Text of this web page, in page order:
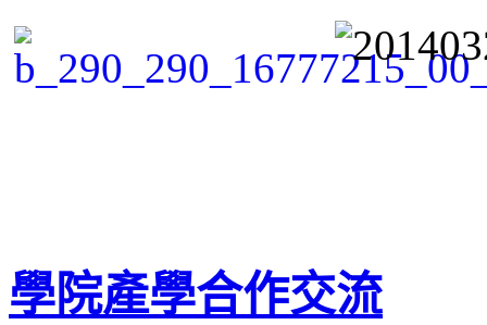
學院產學合作交流